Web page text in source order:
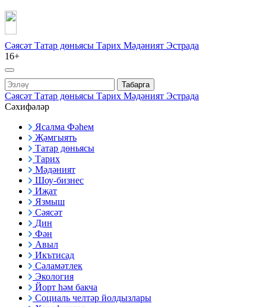
Сәясәт Татар дөньясы Тарих Мәдәният Эстрада
16+
Табарга
Сәясәт Татар дөньясы Тарих Мәдәният Эстрада
Сәхифәләр
Ясалма Фәһем
Җәмгыять
Татар дөньясы
Тарих
Мәдәният
Шоу-бизнес
Иҗат
Язмыш
Сәясәт
Дин
Фән
Авыл
Икътисад
Сәламәтлек
Экология
Йорт һәм бакча
Социаль челтәр йолдызлары